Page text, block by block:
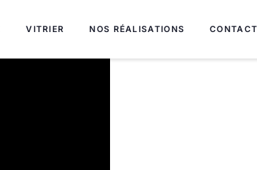
VITRIER NOS RÉALISATIONS CONTACT